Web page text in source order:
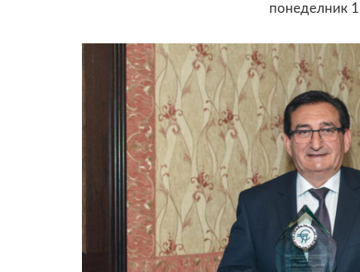
понеделник